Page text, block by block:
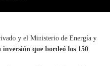
y el Ministerio de Energía y
inversión que bordeó los 150